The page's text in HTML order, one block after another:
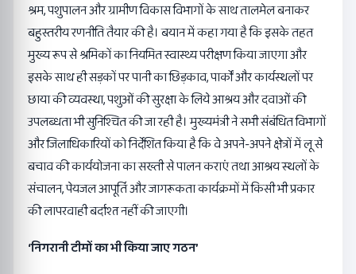
श्रम, पशुपालन और ग्रामीण विकास विभागों के साथ तालमेल बनाकर
बहुस्तरीय रणनीति तैयार की है। बयान में कहा गया है कि इसके तहत
मुख्य रूप से श्रमिकों का नियमित स्वास्थ्य परीक्षण किया जाएगा और
इसके साथ ही सड़कों पर पानी का छिड़काव, पार्कों और कार्यस्थलों पर
छाया की व्यवस्था, पशुओं की सुरक्षा के लिये आश्रय और दवाओं की
उपलब्धता भी सुनिश्चित की जा रही है। मुख्यमंत्री ने सभी संबंधित विभागों
और जिलाधिकारियों को निर्देशित किया है कि वे अपने-अपने क्षेत्रों में लू से
बचाव की कार्ययोजना का सख्ती से पालन कराएं तथा आश्रय स्थलों के
संचालन, पेयजल आपूर्ति और जागरूकता कार्यक्रमों में किसी भी प्रकार
की लापरवाही बर्दाश्त नहीं की जाएगी।
‘निगरानी टीमों का भी किया जाए गठन’